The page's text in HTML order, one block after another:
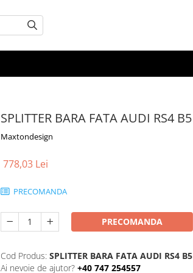
SPLITTER BARA FATA AUDI RS4 B5
Maxtondesign
778,03 Lei
PRECOMANDA
PRECOMANDA
Cod Produs: SPLITTER BARA FATA AUDI RS4 B5
Ai nevoie de ajutor? +40 747 254557